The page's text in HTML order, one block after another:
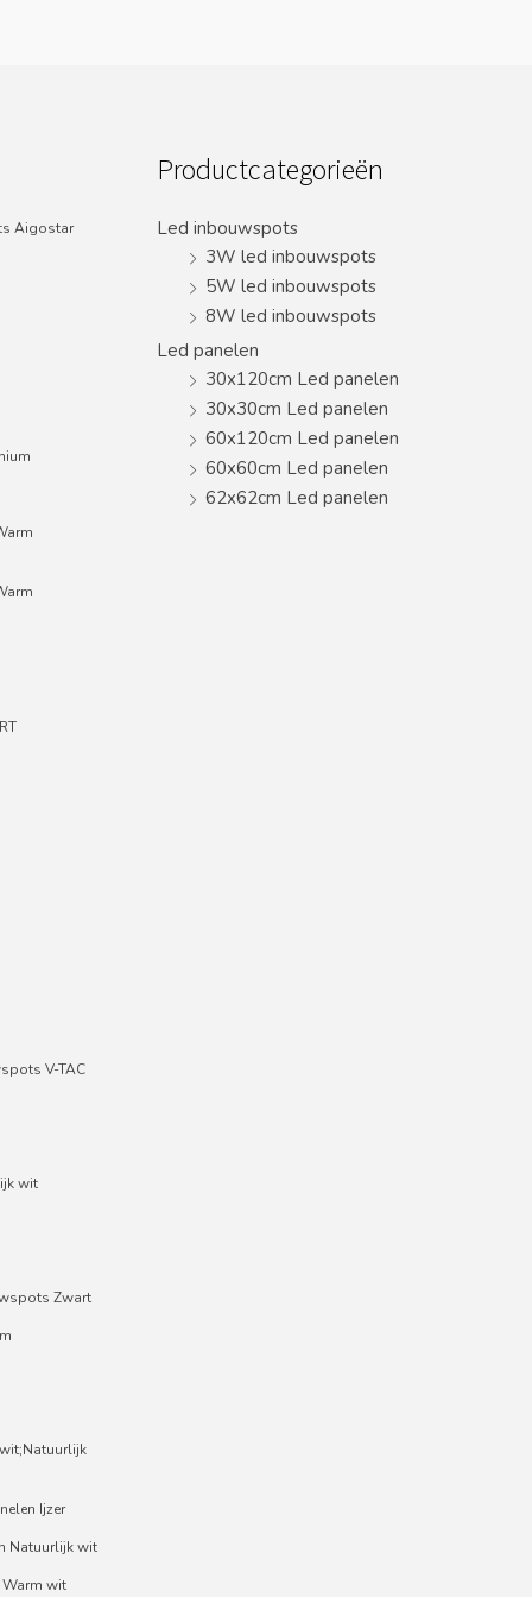
Aigostar
V-TAC
wit
Zwart
Ijzer
Natuurlijk wit
Warm wit
Productcategorieën
Led inbouwspots
3W led inbouwspots
5W led inbouwspots
8W led inbouwspots
Led panelen
30x120cm Led panelen
30x30cm Led panelen
60x120cm Led panelen
60x60cm Led panelen
62x62cm Led panelen